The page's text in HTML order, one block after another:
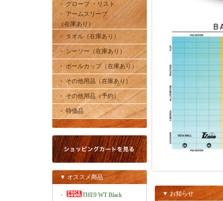
・ グローブ ・リスト
・ アームスリーブ
（在庫あり）
・ タオル（在庫あり）
・ シーソー（在庫あり）
・ ボールカップ（在庫あり）
・ その他用品（在庫あり）
・ その他用品（予約）
・ 特価品
▼ オススメ商品
・
THE9 WT Black
▼ お知らせ